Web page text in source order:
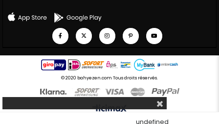
undefined
© 2020 bahyezen.com Tous droits réservés.